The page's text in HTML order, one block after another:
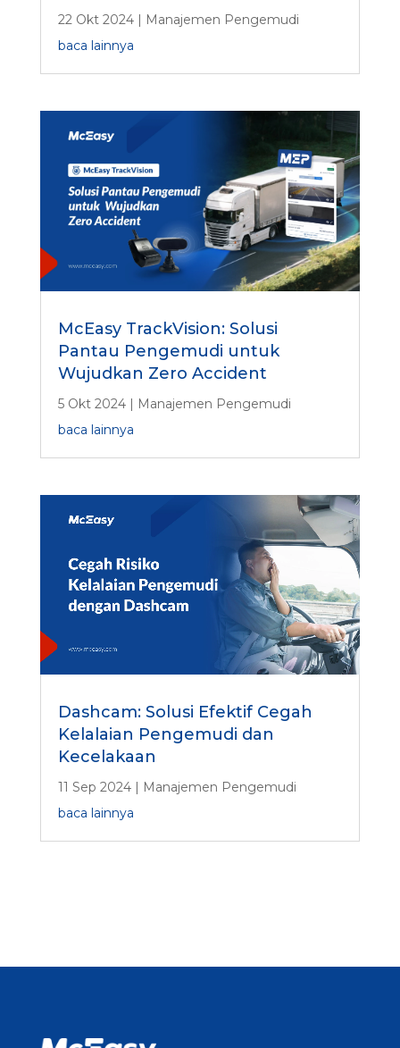
22 Okt 2024| Manajemen Pengemudi
baca lainnya
McEasy TrackVision: Solusi
Pantau Pengemudi untuk
Wujudkan Zero Accident
5 Okt 2024| Manajemen Pengemudi
baca lainnya
Dashcam: Solusi Efektif Cegah
Kelalaian Pengemudi dan
Kecelakaan
11 Sep 2024|
Manajemen Pengemudi
baca lainnya